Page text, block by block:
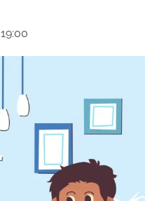
19:00